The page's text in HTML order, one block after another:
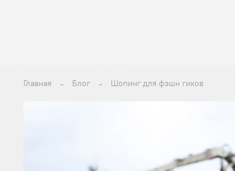
Главная Блог Шопинг для фэшн гиков